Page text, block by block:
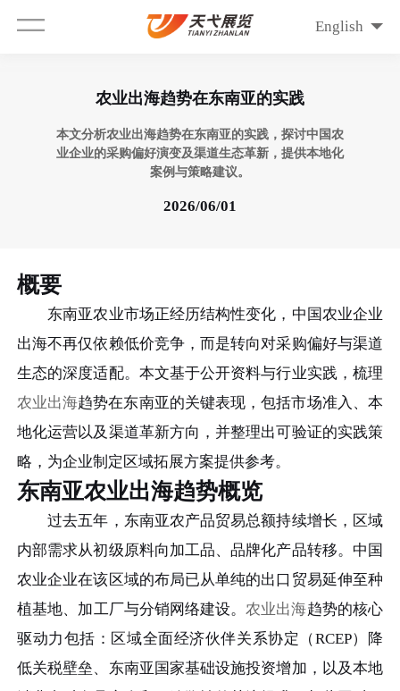
English
农业出海趋势在东南亚的实践
本文分析农业出海趋势在东南亚的实践，探讨中国农
业企业的采购偏好演变及渠道生态革新，提供本地化
案例与策略建议。
2026/06/01
概要
东南亚农业市场正经历结构性变化，中国农业企业
出海不再仅依赖低价竞争，而是转向对采购偏好与渠道
生态的深度适配。本文基于公开资料与行业实践，梳理
农业出海趋势在东南亚的关键表现，包括市场准入、本
地化运营以及渠道革新方向，并整理出可验证的实践策
略，为企业制定区域拓展方案提供参考。
东南亚农业出海趋势概览
过去五年，东南亚农产品贸易总额持续增长，区域
内部需求从初级原料向加工品、品牌化产品转移。中国
农业企业在该区域的布局已从单纯的出口贸易延伸至种
植基地、加工厂与分销网络建设。农业出海趋势的核心
驱动力包括：区域全面经济伙伴关系协定（RCEP）降
低关税壁垒、东南亚国家基础设施投资增加，以及本地